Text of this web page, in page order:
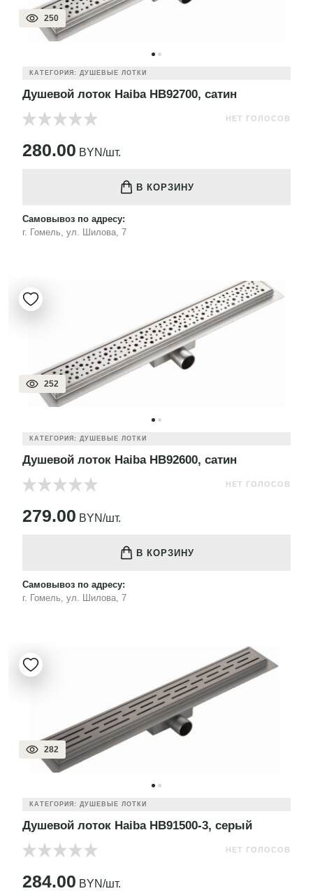
250
КАТЕГОРИЯ: ДУШЕВЫЕ ЛОТКИ
Душевой лоток Haiba HB92700, сатин
НЕТ ГОЛОСОВ
280.00 BYN/шт.
В КОРЗИНУ
Самовывоз по адресу:
г. Гомель, ул. Шилова, 7
252
КАТЕГОРИЯ: ДУШЕВЫЕ ЛОТКИ
Душевой лоток Haiba HB92600, сатин
НЕТ ГОЛОСОВ
279.00 BYN/шт.
В КОРЗИНУ
Самовывоз по адресу:
г. Гомель, ул. Шилова, 7
282
КАТЕГОРИЯ: ДУШЕВЫЕ ЛОТКИ
Душевой лоток Haiba HB91500-3, серый
НЕТ ГОЛОСОВ
284.00 BYN/шт.